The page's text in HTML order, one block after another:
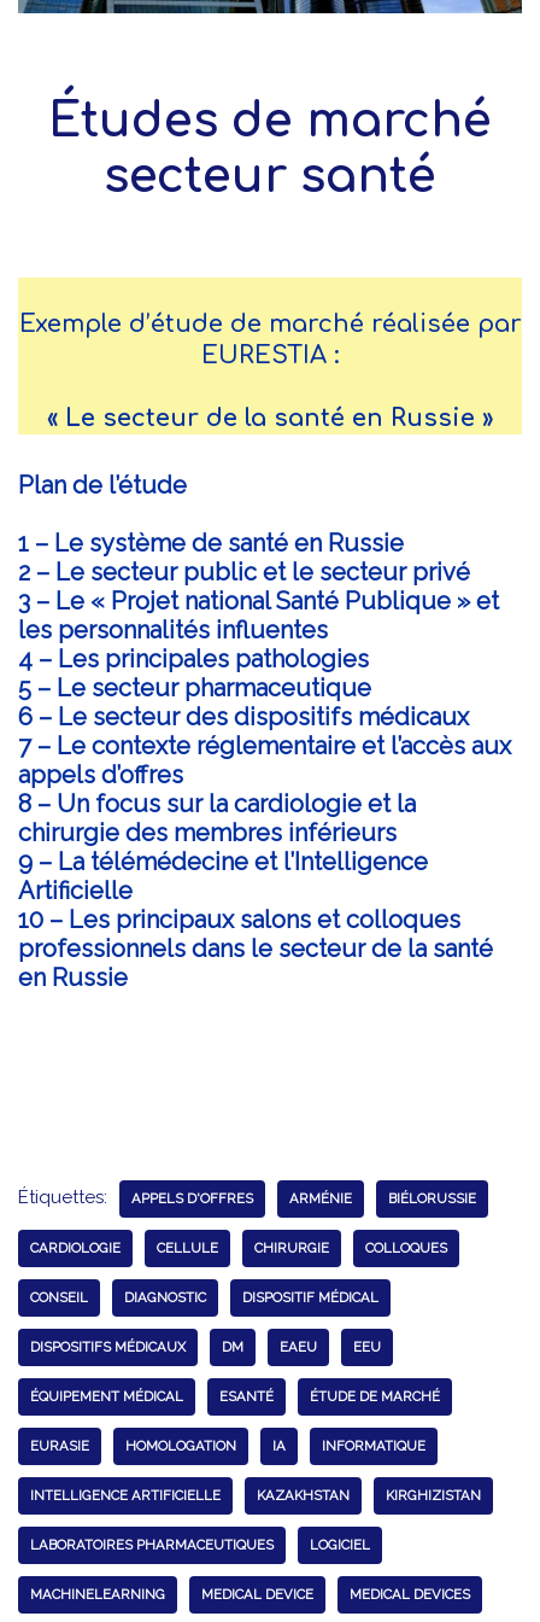
Études de marché
secteur santé
Exemple d’étude de marché réalisée par
EURESTIA :
« Le secteur de la santé en Russie »
Plan de l’étude
1 – Le système de santé en Russie
2 – Le secteur public et le secteur privé
3 – Le « Projet national Santé Publique » et
les personnalités influentes
4 – Les principales pathologies
5 – Le secteur pharmaceutique
6 – Le secteur des dispositifs médicaux
7 – Le contexte réglementaire et l’accès aux
appels d’offres
8 – Un focus sur la cardiologie et la
chirurgie des membres inférieurs
9 – La télémédecine et l’Intelligence
Artificielle
10 – Les principaux salons et colloques
professionnels dans le secteur de la santé
en Russie
Étiquettes: APPELS D'OFFRES ARMÉNIE BIÉLORUSSIE
CARDIOLOGIE CELLULE CHIRURGIE COLLOQUES
CONSEIL DIAGNOSTIC DISPOSITIF MÉDICAL
DISPOSITIFS MÉDICAUX DM EAEU EEU
ÉQUIPEMENT MÉDICAL ESANTÉ ÉTUDE DE MARCHÉ
EURASIE HOMOLOGATION IA INFORMATIQUE
INTELLIGENCE ARTIFICIELLE KAZAKHSTAN KIRGHIZISTAN
LABORATOIRES PHARMACEUTIQUES LOGICIEL
MACHINELEARNING MEDICAL DEVICE MEDICAL DEVICES